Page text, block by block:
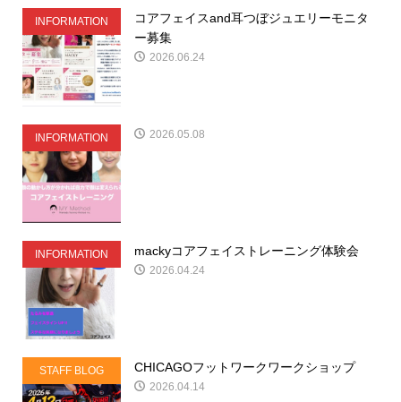
INFORMATION
コアフェイスand耳つぼジュエリーモニタ
ー募集
2026.06.24
INFORMATION 2026.05.08
INFORMATION mackyコアフェイストレーニング体験会
2026.04.24
STAFF BLOG CHICAGOフットワークワークショップ
2026.04.14